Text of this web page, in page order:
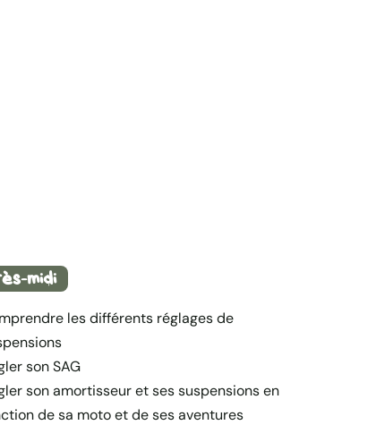
midi
les différents réglages de
son SAG
son amortisseur et ses suspensions en
de sa moto et de ses aventures